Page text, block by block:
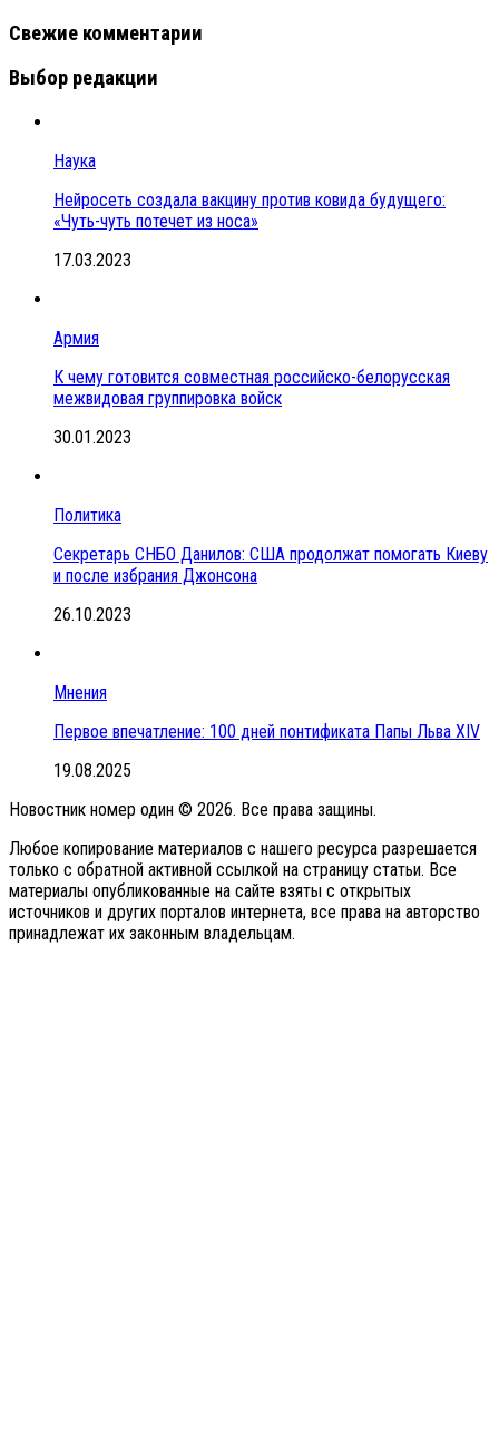
Свежие комментарии
Выбор редакции
Наука
Нейросеть создала вакцину против ковида будущего:
«Чуть-чуть потечет из носа»
17.03.2023
Армия
К чему готовится совместная российско-белорусская
межвидовая группировка войск
30.01.2023
Политика
Секретарь СНБО Данилов: США продолжат помогать Киеву
и после избрания Джонсона
26.10.2023
Мнения
Первое впечатление: 100 дней понтификата Папы Льва XIV
19.08.2025
Новостник номер один © 2026. Все права защины.
Любое копирование материалов с нашего ресурса разрешается
только с обратной активной ссылкой на страницу статьи. Все
материалы опубликованные на сайте взяты с открытых
источников и других порталов интернета, все права на авторство
принадлежат их законным владельцам.